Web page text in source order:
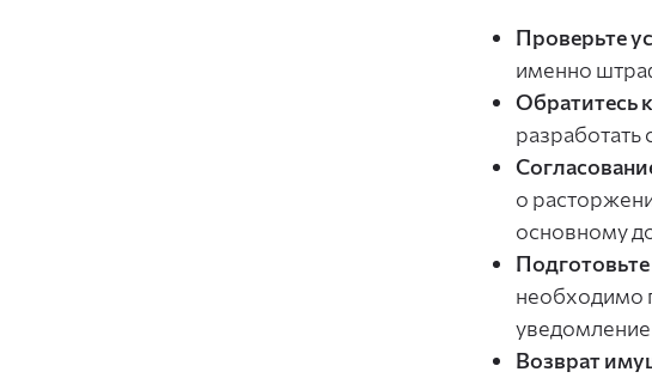
Проверьте
именно
Обратитесь
о
основному
необходимо
Возврат